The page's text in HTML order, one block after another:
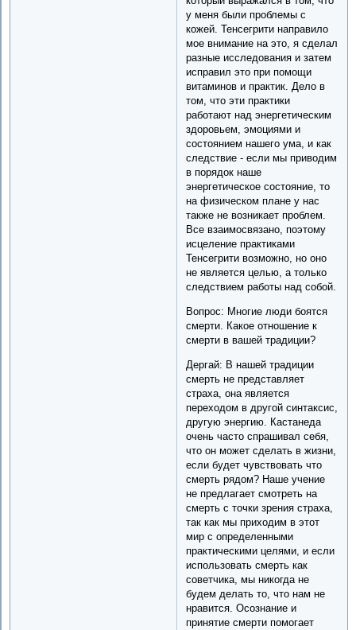
у меня были проблемы с
кожей. Тенсегрити направило
мое внимание на это, я сделал
разные исследования и затем
исправил это при помощи
витаминов и практик. Дело в
том, что эти практики
работают над энергетическим
здоровьем, эмоциями и
состоянием нашего ума, и как
следствие - если мы приводим
в порядок наше
энергетическое состояние, то
на физическом плане у нас
также не возникает проблем.
Все взаимосвязано, поэтому
исцеление практиками
Тенсегрити возможно, но оно
не является целью, а только
следствием работы над собой.
Вопрос: Многие люди боятся
смерти. Какое отношение к
смерти в вашей традиции?
Дергай: В нашей традиции
смерть не представляет
страха, она является
переходом в другой синтаксис,
другую энергию. Кастанеда
очень часто спрашивал себя,
что он может сделать в жизни,
если будет чувствовать что
смерть рядом? Наше учение
не предлагает смотреть на
смерть с точки зрения страха,
так как мы приходим в этот
мир с определенными
практическими целями, и если
использовать смерть как
советчика, мы никогда не
будем делать то, что нам не
нравится. Осознание и
принятие смерти помогает